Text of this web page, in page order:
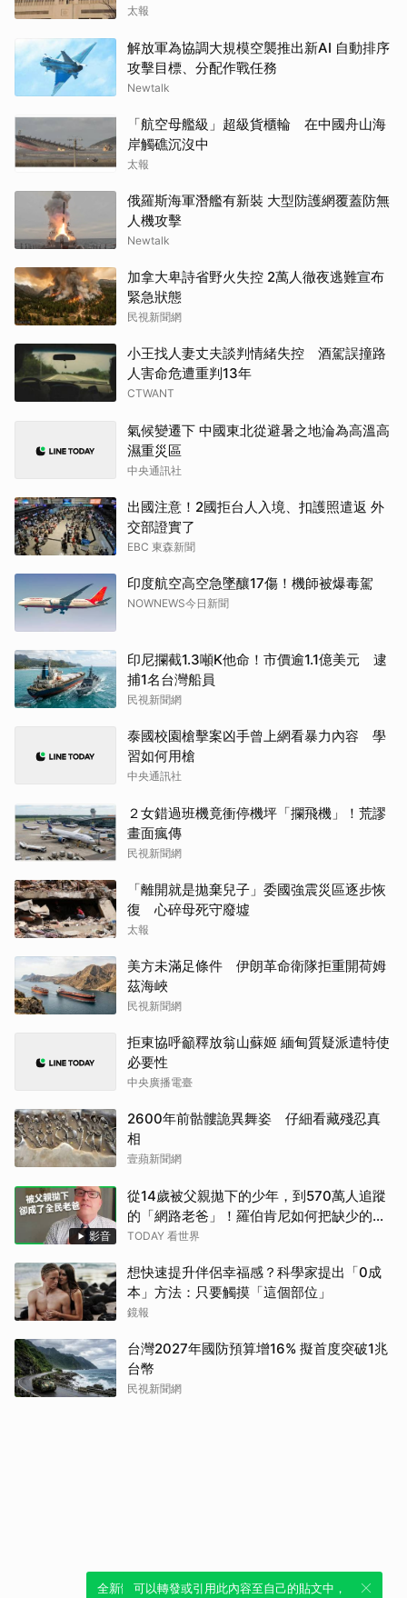
太報
解放軍為協調大規模空襲推出新AI 自動排序
攻擊目標、分配作戰任務
Newtalk
「航空母艦級」超級貨櫃輪 在中國舟山海
岸觸礁沉沒中
太報
俄羅斯海軍潛艦有新裝 大型防護網覆蓋防無
人機攻擊
Newtalk
加拿大卑詩省野火失控 2萬人徹夜逃難宣布
緊急狀態
民視新聞網
小王找人妻丈夫談判情緒失控 酒駕誤撞路
人害命危遭重判13年
CTWANT
氣候變遷下 中國東北從避暑之地淪為高溫高
濕重災區
中央通訊社
出國注意！2國拒台人入境、扣護照遣返 外
交部證實了
EBC 東森新聞
印度航空高空急墜釀17傷！機師被爆毒駕
NOWNEWS今日新聞
印尼攔截1.3噸K他命！市價逾1.1億美元 逮
捕1名台灣船員
民視新聞網
泰國校園槍擊案凶手曾上網看暴力內容 學
習如何用槍
中央通訊社
２女錯過班機竟衝停機坪「攔飛機」！荒謬
畫面瘋傳
民視新聞網
「離開就是拋棄兒子」委國強震災區逐步恢
復 心碎母死守廢墟
太報
美方未滿足條件 伊朗革命衛隊拒重開荷姆
茲海峽
民視新聞網
拒東協呼籲釋放翁山蘇姬 緬甸質疑派遣特使
必要性
中央廣播電臺
2600年前骷髏詭異舞姿 仔細看藏殘忍真
相
壹蘋新聞網
影音
從14歲被父親拋下的少年，到570萬人追蹤
的「網路老爸」！羅伯肯尼如何把缺少的父
愛，變成數百萬人的陪伴？【TODAY 看世
TODAY 看世界
想快速提升伴侶幸福感？科學家提出「0成
本」方法：只要觸摸「這個部位」
鏡報
台灣2027年國防預算增16% 擬首度突破1兆
台幣
民視新聞網
全新體驗！一鍵引用此內容，透過發布貼
可以轉發或引用此內容至自己的貼文中，